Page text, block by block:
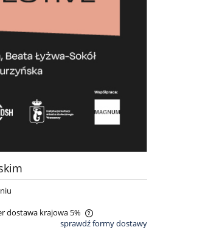
dostawa krajowa 5%
sprawdź formy dostawy